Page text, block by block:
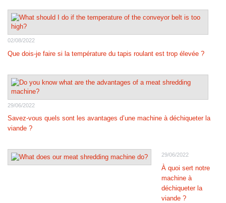
02/08/2022
Que dois-je faire si la température du tapis roulant est trop élevée ?
29/06/2022
Savez-vous quels sont les avantages d’une machine à déchiqueter la
viande ?
29/06/2022
À quoi sert notre
machine à
déchiqueter la
viande ?